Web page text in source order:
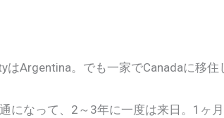
Argentina。でも一家でCanadaに移住
になって、2～3年に一度は来日。1ヶ月